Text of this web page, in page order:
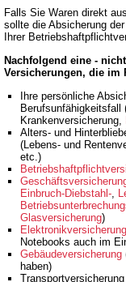
Falls Sie Waren direkt
sollte die Absicherung
Ihrer
Nachfolgend eine -
Versicherungen, die im
Ihre persönliche
Berufsunfähigkeitsfall
Krankenversicherung,
Alters- und
(Lebens- und
etc.)
Einbruch-Diebstahl-,
Glasversicherung)
Elektronikversicherung
Notebooks auch im
Gebäudeversicherung
haben)